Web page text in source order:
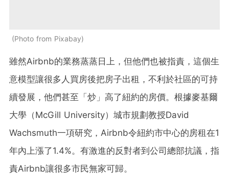
Photo from Pixabay
雖然Airbnb的業務蒸蒸日上，但他們也被指責，這個生
意模型讓很多人買房後把房子出租，不利於社區的可持
續發展，他們甚至「炒」高了紐約的房價。根據麥基爾
大學（McGill University）城市規劃教授David
Wachsmuth一項研究，Airbnb令紐約市中心的房租在1
年內上漲了1.4%。有激進的反對者到公司總部抗議，指
責Airbnb讓很多市民無家可歸。